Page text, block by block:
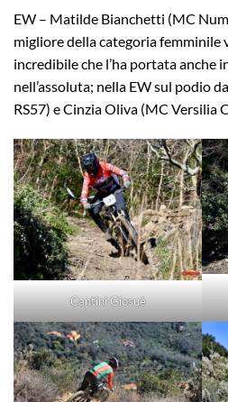
EW – Matilde Bianchetti (MC
migliore della categoria femminile
incredibile che l’ha portata anche
nell’assoluta; nella EW sul podio
RS57) e Cinzia Oliva (MC Versilia
Cantini Giosuè